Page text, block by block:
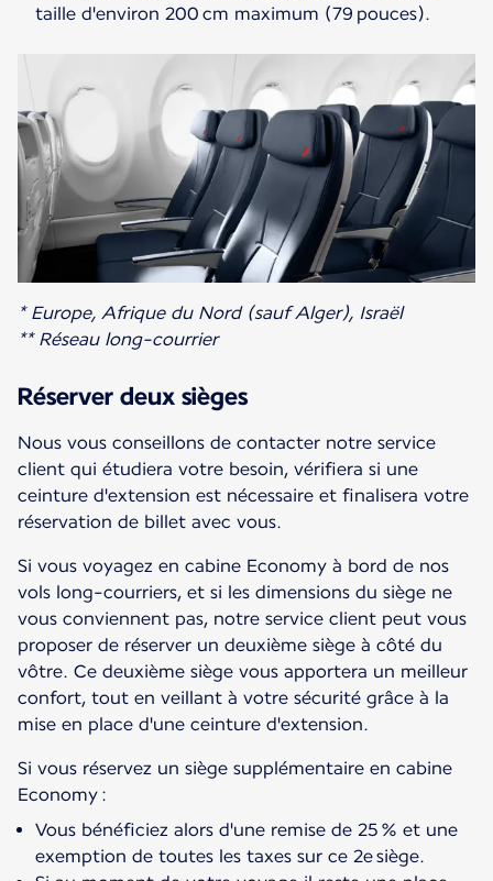
taille d'environ 200 cm maximum (79 pouces).
* Europe, Afrique du Nord (sauf Alger), Israël
** Réseau long-courrier
Réserver deux sièges
Nous vous conseillons de contacter notre service
client qui étudiera votre besoin, vérifiera si une
ceinture d'extension est nécessaire et finalisera votre
réservation de billet avec vous.
Si vous voyagez en cabine Economy à bord de nos
vols long-courriers, et si les dimensions du siège ne
vous conviennent pas, notre service client peut vous
proposer de réserver un deuxième siège à côté du
vôtre. Ce deuxième siège vous apportera un meilleur
confort, tout en veillant à votre sécurité grâce à la
mise en place d'une ceinture d'extension.
Si vous réservez un siège supplémentaire en cabine
Economy :
Vous bénéficiez alors d'une remise de 25 % et une
exemption de toutes les taxes sur ce 2e siège.